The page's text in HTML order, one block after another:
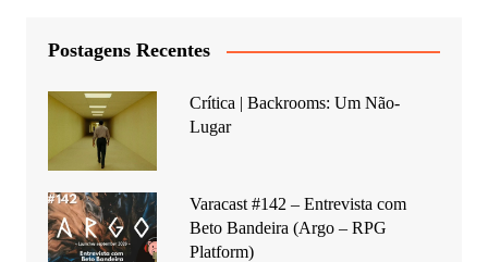
Postagens Recentes
Crítica | Backrooms: Um Não-
Lugar
Varacast #142 – Entrevista com
Beto Bandeira (Argo – RPG
Platform)